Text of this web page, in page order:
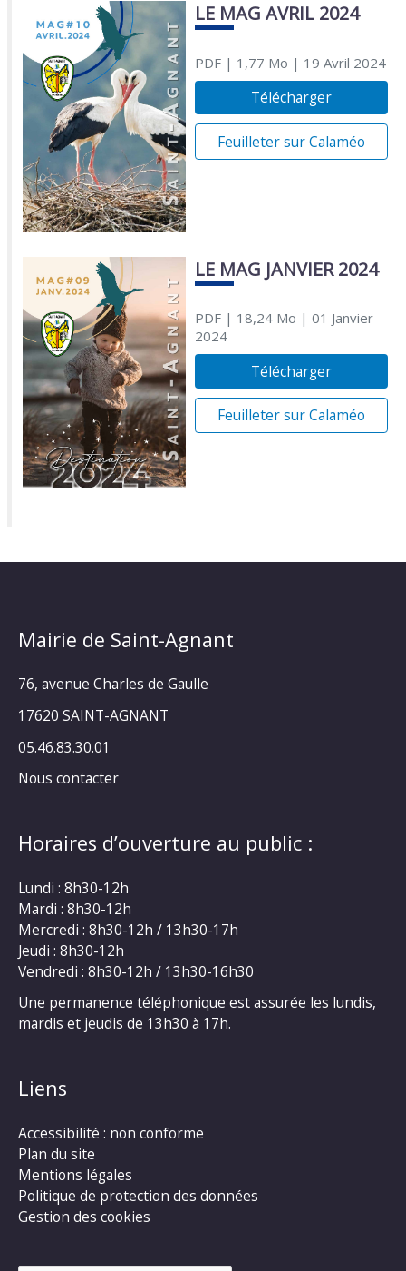
LE MAG AVRIL 2024
PDF| 1,77 Mo | 19 Avril 2024
Télécharger
Feuilleter sur Calaméo
LE MAG JANVIER 2024
PDF| 18,24 Mo | 01 Janvier
2024
Télécharger
Feuilleter sur Calaméo
Mairie de Saint-Agnant
76, avenue Charles de Gaulle
17620 SAINT-AGNANT
05.46.83.30.01
Nous contacter
Horaires d’ouverture au public :
Lundi : 8h30-12h
Mardi : 8h30-12h
Mercredi : 8h30-12h / 13h30-17h
Jeudi : 8h30-12h
Vendredi : 8h30-12h / 13h30-16h30
Une permanence téléphonique est assurée les lundis,
mardis et jeudis de 13h30 à 17h.
Liens
Accessibilité : non conforme
Plan du site
Mentions légales
Politique de protection des données
Gestion des cookies